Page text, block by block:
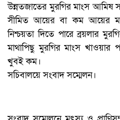
উন্নতজাতের মুরগির মাংস আমিষ
সীমিত আয়ের বা কম আয়ের
নিশ্চয়তা দিতে পারে ব্রয়লার
মাথাপিছু মুরগির মাংস খাওয়ার
খুবই কম।
সচিবালয়ে সংবাদ সম্মেলন।